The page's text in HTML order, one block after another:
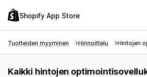
Shopify App Store
Tuotteiden myyminen Hinnoittelu Hintojen
Kaikki hintojen